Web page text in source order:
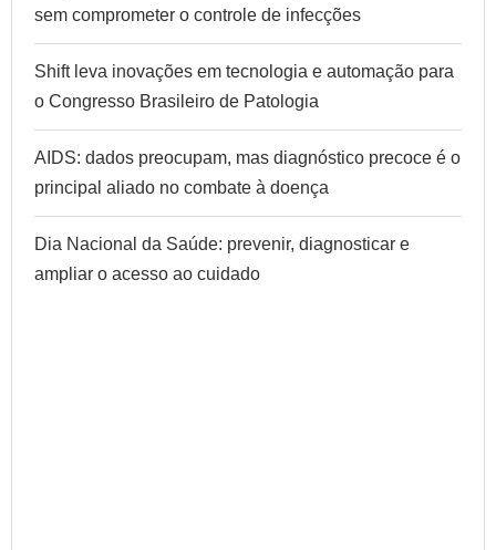
sem comprometer o controle de infecções
Shift leva inovações em tecnologia e automação para
o Congresso Brasileiro de Patologia
AIDS: dados preocupam, mas diagnóstico precoce é o
principal aliado no combate à doença
Dia Nacional da Saúde: prevenir, diagnosticar e
ampliar o acesso ao cuidado